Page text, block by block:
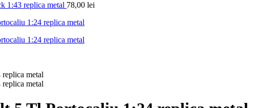
1:43 replica metal 78,00 lei